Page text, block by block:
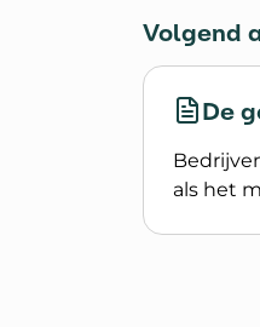
Volgend
De
als het